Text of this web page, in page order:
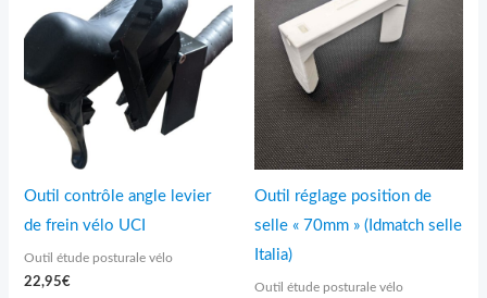
Outil contrôle angle levier
de frein vélo UCI
Outil étude posturale vélo
22,95€
Outil réglage position de
selle « 70mm » (Idmatch selle
Italia)
Outil étude posturale vélo
prix :
14,95€
à
31,95€